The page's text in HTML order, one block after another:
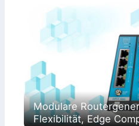
Modulare
Flexibilität, Edge